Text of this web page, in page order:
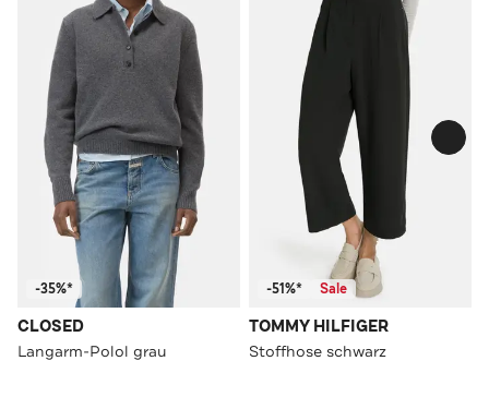
-35%*
CLOSED
Langarm-Polol grau
-51%* Sale
TOMMY HILFIGER
Stoffhose schwarz